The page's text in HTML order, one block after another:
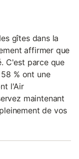
gîtes dans la
affirmer que
C'est parce que
% ont une
l'Air
maintenant
de vos